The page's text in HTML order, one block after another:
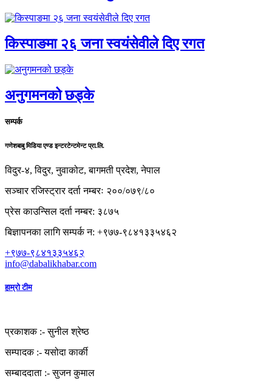
किस्पाङमा २६ जना स्वयंसेवीले दिए रगत
अनुगमनको छड्के
सम्पर्क
गणेशबाबु मिडिया एण्ड इन्टरटेन्टमेन्ट प्रा.लि.
विदुर-४, विदुर, नुवाकोट, बागमती प्रदेश, नेपाल
सञ्चार रजिस्ट्रार दर्ता नम्बरः २००/०७९/८०
प्रेस काउन्सिल दर्ता नम्बर: ३८७५
बिज्ञापनका लागि सम्पर्क न: +९७७-९८४१३३५४६२
+९७७-९८४१३३५४६२
info@dabalikhabar.com
हाम्रो टीम
प्रकाशक :-सुनील श्रेष्ठ
सम्पादक :-यसोदा कार्की
सम्बाददाता :-सुजन कुमाल